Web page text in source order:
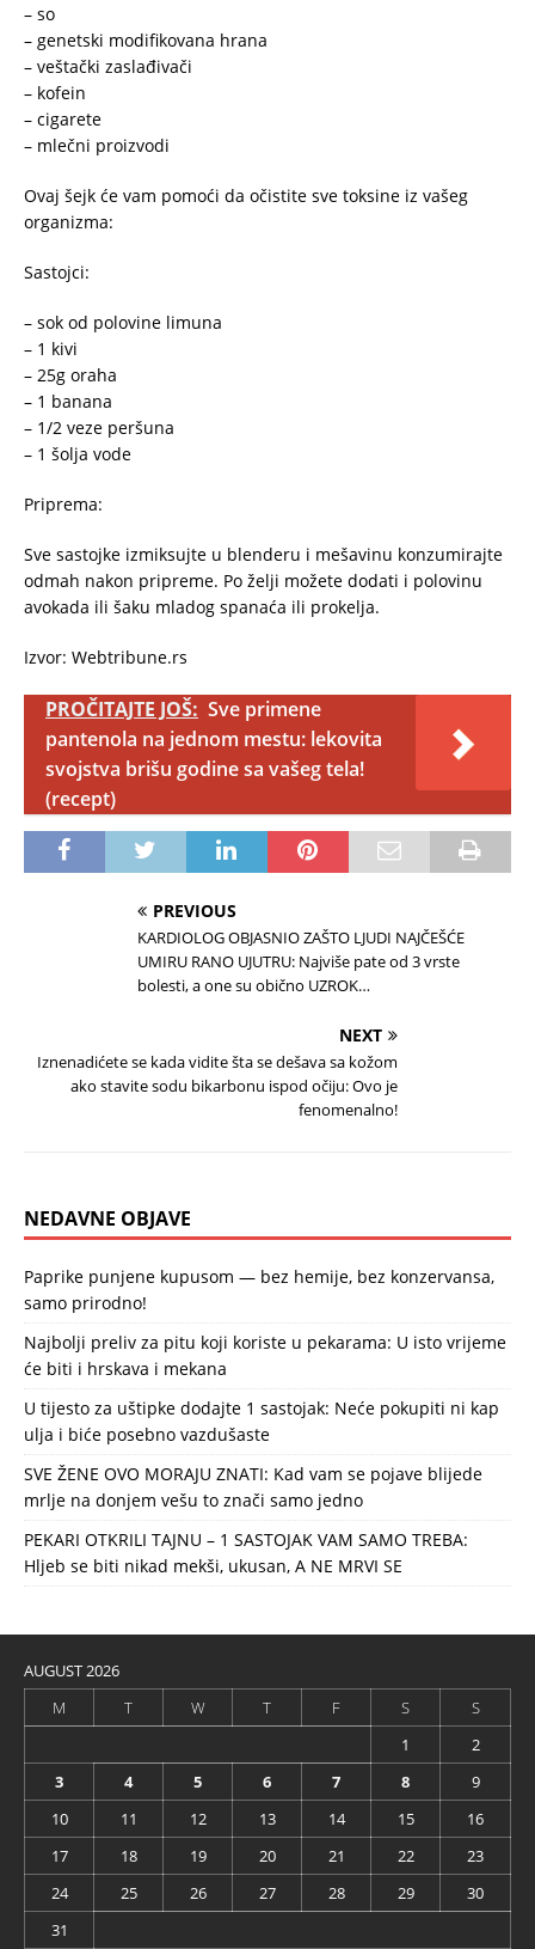
– so
– genetski modifikovana hrana
– veštački zaslađivači
– kofein
– cigarete
– mlečni proizvodi
Ovaj šejk će vam pomoći da očistite sve toksine iz vašeg
organizma:
Sastojci:
– sok od polovine limuna
– 1 kivi
– 25g oraha
– 1 banana
– 1/2 veze peršuna
– 1 šolja vode
Priprema:
Sve sastojke izmiksujte u blenderu i mešavinu konzumirajte
odmah nakon pripreme. Po želji možete dodati i polovinu
avokada ili šaku mladog spanaća ili prokelja.
Izvor: Webtribune.rs
PROČITAJTE JOŠ: Sve primene
pantenola na jednom mestu: lekovita
svojstva brišu godine sa vašeg tela!
(recept)
PREVIOUS
KARDIOLOG OBJASNIO ZAŠTO LJUDI NAJČEŠĆE
UMIRU RANO UJUTRU: Najviše pate od 3 vrste
bolesti, a one su obično UZROK…
NEXT
Iznenadićete se kada vidite šta se dešava sa kožom
ako stavite sodu bikarbonu ispod očiju: Ovo je
fenomenalno!
NEDAVNE OBJAVE
Paprike punjene kupusom — bez hemije, bez konzervansa,
samo prirodno!
Najbolji preliv za pitu koji koriste u pekarama: U isto vrijeme
će biti i hrskava i mekana
U tijesto za uštipke dodajte 1 sastojak: Neće pokupiti ni kap
ulja i biće posebno vazdušaste
SVE ŽENE OVO MORAJU ZNATI: Kad vam se pojave blijede
mrlje na donjem vešu to znači samo jedno
PEKARI OTKRILI TAJNU – 1 SASTOJAK VAM SAMO TREBA:
Hljeb se biti nikad mekši, ukusan, A NE MRVI SE
AUGUST 2026
M
T W T F S
S
1
2
3
4 5 6 7 8
9
10
11 12 13 14 15
16
17
18 19 20 21 22
23
24
25 26 27 28 29
30
31